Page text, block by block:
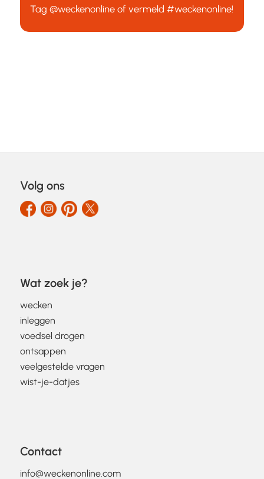
Tag@weckenonline of vermeld#weckenonline!
Volg ons
Wat zoek je?
wecken
inleggen
voedsel drogen
ontsappen
veelgestelde vragen
wist-je-datjes
Contact
info@weckenonline.com